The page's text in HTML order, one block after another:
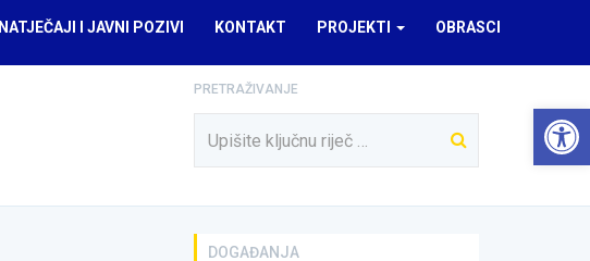
NATJEČAJI I JAVNI POZIVI KONTAKT PROJEKTI OBRASCI
PRETRAŽIVANJE
DOGAĐANJA